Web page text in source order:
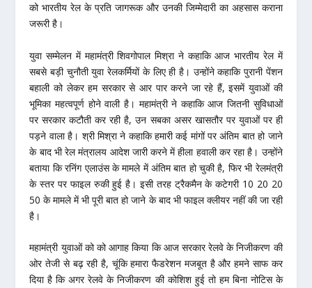
को भारतीय रेल के प्रति जागरूक और उनकी जिम्मेदारी का अहसास कराना
जरूरी है।
युवा सम्मेलन में महामंत्री शिवगोपाल मिश्रा ने कहाकि आज भारतीय रेल में
सबसे बड़ी चुनौती युवा रेलकर्मियों के लिए ही है। उन्होंने कहाकि पुरानी पेंशन
बहाली को लेकर हम सरकार से आर पार करने जा रहे हैं, इसमें युवाओं की
भूमिका महत्वपूर्ण होने वाली है। महामंत्री ने कहाकि आज जितनी सुविधाओं
पर सरकार कटौती कर रही है, उन सबका असर खासतौर पर युवाओं पर ही
पड़ने वाला है। श्री मिश्रा ने कहाकि हमारी कई मांगों पर अंतिम बात हो जाने
के बाद भी रेल मंत्रालय आदेश जारी करने में हीला हवाली कर रहा है। उन्होंने
बताया कि रनिंग एलाउंस के मामले में अंतिम बात हो चुकी है, फिर भी रेलमंत्री
के स्तर पर फाइल रुकी हुई है। इसी तरह ट्रैकमैन के कटेगरी 10 20 20
50 के मामले में भी पूरी बात हो जाने के बाद भी फाइल क्लीयर नहीं की जा रही
है।
महामंत्री युवाओं को को आगाह किया कि आज सरकार रेलवे के निजीकरण की
ओर तेजी से बढ़ रही है, चूंकि हमारा फैडरेशन मजबूत है और हमने साफ कर
दिया है कि अगर रेलवे के निजीकरण की कोशिश हुई तो हम बिना नोटिस के